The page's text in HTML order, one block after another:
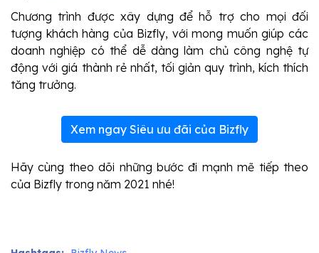
Chương trình được xây dựng để hỗ trợ cho mọi đối
tượng khách hàng của Bizfly, với mong muốn giúp các
doanh nghiệp có thể dễ dàng làm chủ công nghệ tự
động với giá thành rẻ nhất, tối giản quy trình, kích thích
tăng trưởng.
Xem ngay Siêu ưu đãi của Bizfly
Hãy cùng theo dõi những bước đi mạnh mẽ tiếp theo
của Bizfly trong năm 2021 nhé!